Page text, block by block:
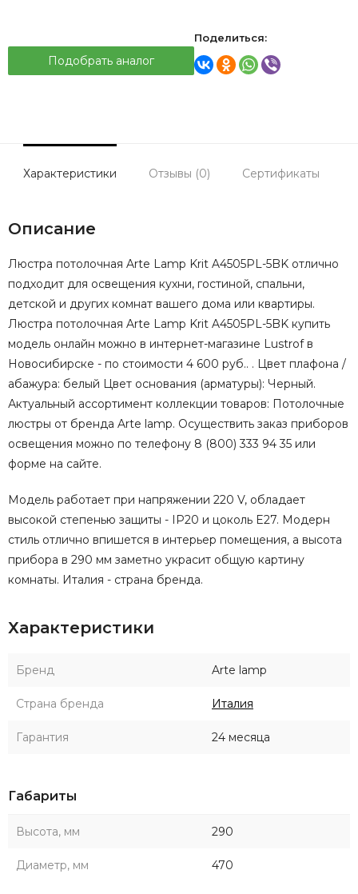
Подобрать аналог
Поделиться:
Характеристики Отзывы (0) Сертификаты
Описание
Люстра потолочная Arte Lamp Krit A4505PL-5BK отлично
подходит для освещения кухни, гостиной, спальни,
детской и других комнат вашего дома или квартиры.
Люстра потолочная Arte Lamp Krit A4505PL-5BK купить
модель онлайн можно в интернет-магазине Lustrof в
Новосибирске - по стоимости 4 600 руб.. . Цвет плафона /
абажура: белый Цвет основания (арматуры): Черный.
Актуальный ассортимент коллекции товаров: Потолочные
люстры от бренда Arte lamp. Осуществить заказ приборов
освещения можно по телефону 8 (800) 333 94 35 или
форме на сайте.
Модель работает при напряжении 220 V, обладает
высокой степенью защиты - IP20 и цоколь E27. Модерн
стиль отлично впишется в интерьер помещения, а высота
прибора в 290 мм заметно украсит общую картину
комнаты. Италия - страна бренда.
Характеристики
Бренд Arte lamp
Страна бренда Италия
Гарантия 24 месяца
Габариты
Высота, мм 290
Диаметр, мм 470